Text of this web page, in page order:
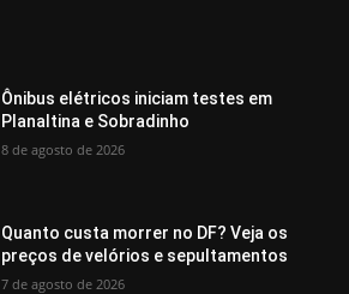
Ônibus elétricos iniciam testes em
Planaltina e Sobradinho
8 de agosto de 2026
Quanto custa morrer no DF? Veja os
preços de velórios e sepultamentos
7 de agosto de 2026